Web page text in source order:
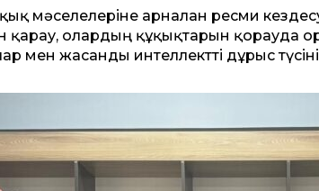
мәселелеріне арналған ресми
қарау, олардың құқықтарын қорғауда
мен жасанды интеллектті дұрыс